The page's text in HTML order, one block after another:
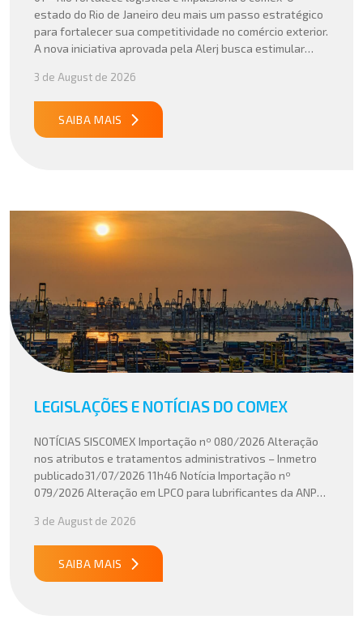
estado do Rio de Janeiro deu mais um passo estratégico
para fortalecer sua competitividade no comércio exterior.
A nova iniciativa aprovada pela Alerj busca estimular
para empresas que atuam com importação e exportação,
especialmente em setores que […]
3 de August de 2026
SAIBA MAIS
LEGISLAÇÕES E NOTÍCIAS DO COMEX
NOTÍCIAS SISCOMEX Importação nº 080/2026 Alteração
nos atributos e tratamentos administrativos – Inmetro
publicado31/07/2026 11h46 Notícia Importação nº
079/2026 Alteração em LPCO para lubrificantes da ANP
078/2026 Atualização do cálculo do Imposto de
Importação no Acordo Mercosul – União Europeia
publicado29/07/2026 18h47 Notícia PUBLICADO DOU
31/07/26 ATO CONJUNTO RFB/CGIBS Nº […]
3 de August de 2026
SAIBA MAIS